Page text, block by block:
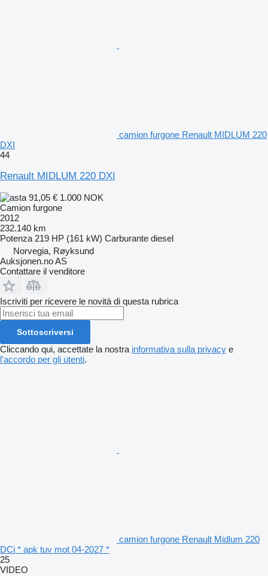
camion furgone Renault MIDLUM 220
DXI
44
Renault MIDLUM 220 DXI
91,05 € 1.000 NOK
Camion furgone
2012
232.140 km
Potenza 219 HP (161 kW) Carburante diesel
Norvegia, Røyksund
Auksjonen.no AS
Contattare il venditore
Iscriviti per ricevere le novità di questa rubrica
Sottoscriversi
Cliccando qui, accettate la nostra informativa sulla privacy e
l'accordo per gli utenti.
camion furgone Renault Midlum 220
DCi * apk tuv mot 04-2027 *
25
VIDEO